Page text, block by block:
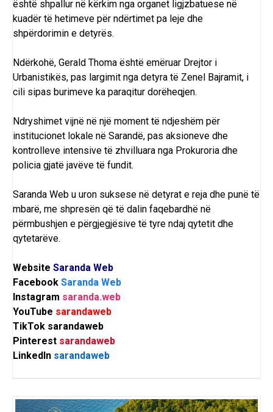
është shpallur në kërkim nga organet ligjzbatuese në
kuadër të hetimeve për ndërtimet pa leje dhe
shpërdorimin e detyrës.
Ndërkohë, Gerald Thoma është emëruar Drejtor i
Urbanistikës, pas largimit nga detyra të Zenel Bajramit, i
cili sipas burimeve ka paraqitur dorëheqjen.
Ndryshimet vijnë në një moment të ndjeshëm për
institucionet lokale në Sarandë, pas aksioneve dhe
kontrolleve intensive të zhvilluara nga Prokuroria dhe
policia gjatë javëve të fundit.
Saranda Web u uron suksese në detyrat e reja dhe punë të
mbarë, me shpresën që të dalin faqebardhë në
përmbushjen e përgjegjësive të tyre ndaj qytetit dhe
qytetarëve.
Website Saranda Web
Facebook Saranda Web
Instagram saranda.web
YouTube sarandaweb
TikTok sarandaweb
Pinterest sarandaweb
LinkedIn sarandaweb